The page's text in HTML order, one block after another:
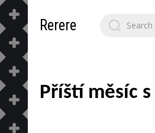
Rerere
Search
for:
Příští měsíc